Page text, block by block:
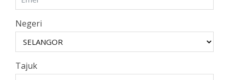
Negeri
Tajuk